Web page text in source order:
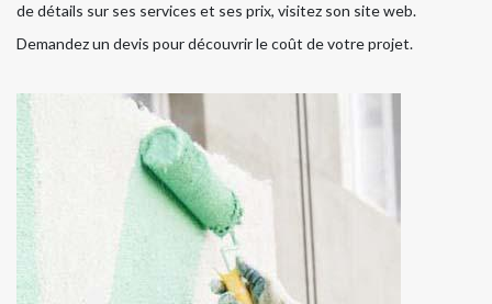
de détails sur ses services et ses prix, visitez son site web.
Demandez un devis pour découvrir le coût de votre projet.